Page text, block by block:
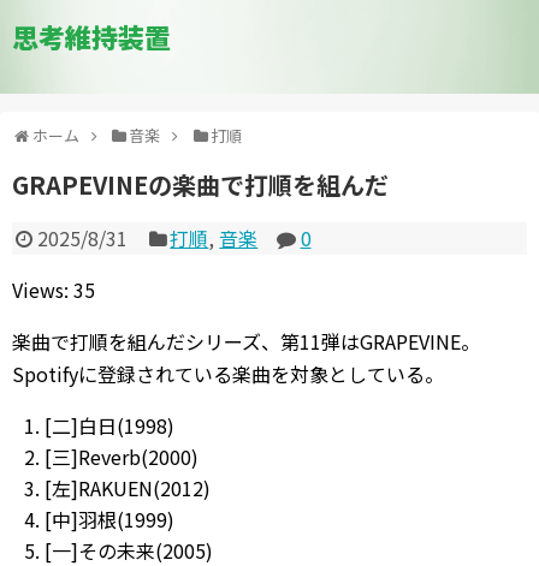
思考維持装置
ホーム 音楽 打順
GRAPEVINEの楽曲で打順を組んだ
2025/8/31 打順,音楽
0
Views: 35
楽曲で打順を組んだシリーズ、第11弾はGRAPEVINE。
Spotifyに登録されている楽曲を対象としている。
[二]白日(1998)
[三]Reverb(2000)
[左]RAKUEN(2012)
[中]羽根(1999)
[一]その未来(2005)